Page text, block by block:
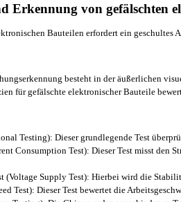
Erkennung von gefälschten
Bauteilen erfordert ein geschultes
besteht in der äußerlichen
für gefälschte elektronischer Bauteile
Testing): Dieser grundlegende Test
Consumption Test): Dieser Test misst
(Voltage Supply Test): Hierbei wird die
Test): Dieser Test bewertet die